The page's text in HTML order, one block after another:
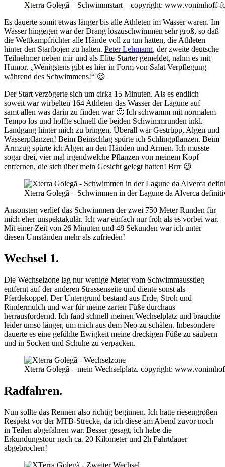
Xterra Golegã – Schwimmstart – copyright: www.vonimhoff-
Es dauerte somit etwas länger bis alle Athleten im Wasser waren. Im
Wasser hingegen war der Drang loszuschwimmen sehr groß, so daß
die Wettkampfrichter alle Hände voll zu tun hatten, die Athleten
hinter den Startbojen zu halten. Peter Lehmann, der zweite deutsche
Teilnehmer neben mir und als Elite-Starter gemeldet, nahm es mit
Humor. „Wenigstens gibt es hier in Form von Salat Verpflegung
während des Schwimmens!“ 😉
Der Start verzögerte sich um cirka 15 Minuten. Als es endlich
soweit war wirbelten 164 Athleten das Wasser der Lagune auf –
samt allen was darin zu finden war 🙂 Ich schwamm mit normalem
Tempo los und hoffte schnell die beiden Schwimmrunden inkl.
Landgang hinter mich zu bringen. Überall war Gestrüpp, Algen und
Wasserpflanzen! Beim Beinschlag spürte ich Schlingpflanzen. Beim
Armzug spürte ich Algen an den Händen und Armen. Ich musste
sogar drei, vier mal irgendwelche Pflanzen von meinem Kopf
entfernen, die sich über mein Gesicht gelegt hatten! Brrr 😉
Xterra Golegã – Schwimmen in der Lagune da Alverca
Ansonsten verlief das Schwimmen der zwei 750 Meter Runden für
mich eher unspektakulär. Ich war einfach nur froh als es vorbei war.
Mit einer Zeit von 26 Minuten und 48 Sekunden war ich unter
diesen Umständen mehr als zufrieden!
Wechsel 1.
Die Wechselzone lag nur wenige Meter vom Schwimmausstieg
entfernt auf der anderen Strassenseite und diente sonst als
Pferdekoppel. Der Untergrund bestand aus Erde, Stroh und
Rindermulch und war für meine zarten Füße durchaus
herrausfordernd. Ich fand schnell meinen Wechselplatz und brauchte
leider umso länger, um mich aus dem Neo zu schälen. Inbesondere
dauerte es eine gefühlte Ewigkeit meine dreckigen Füße zu säubern
und in Socken und Schuhe zu verpacken.
Xterra Golegã – mein Wechselplatz. copyright:
Radfahren.
Nun sollte das Rennen also richtig beginnen. Ich hatte riesengroßen
Respekt vor der MTB-Strecke, da ich diese am Abend zuvor noch
in Teilen abgefahren war. Besser gesagt, ich habe die
Erkundungstour nach ca. 20 Kilometer und 2h Fahrtdauer
abgebrochen!